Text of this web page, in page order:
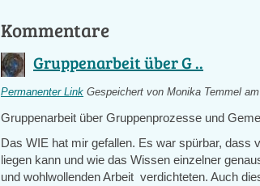
Kommentare
Gruppenarbeit über G ..
Permanenter Link Gespeichert vonMonika Temmel
Gruppenarbeit über Gruppenprozesse und
Das WIE hat mir gefallen. Es war spürbar, dass
liegen kann und wie das Wissen einzelner
und wohlwollenden Arbeit verdichteten. Auch